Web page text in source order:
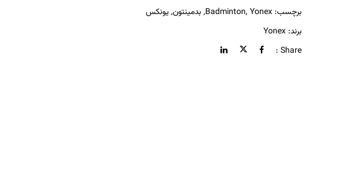
برچسب:
Badminton,Yonex
,بدمینتون,یونکس
برند:Yonex
Share :